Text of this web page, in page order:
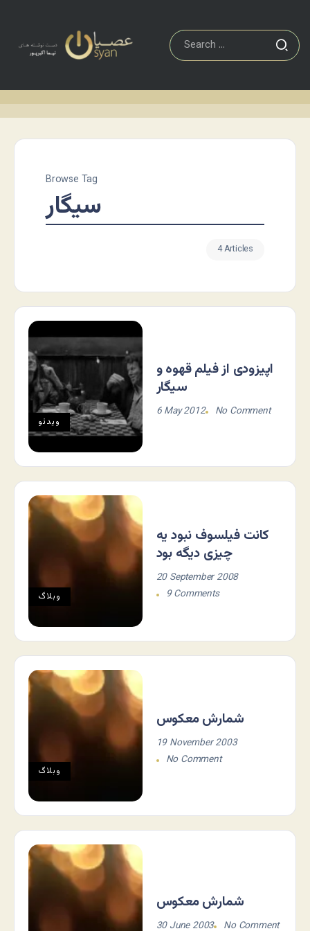
Browse Tag
سیگار
4 Articles
ویدئو
اپیزودی از فیلم قهوه و
سیگار
6 May 2012 No Comment
وبلاگ
کانت فیلسوف نبود یه
چیزی دیگه بود
20 September 2008
9 Comments
وبلاگ
شمارش معکوس
19 November 2003
No Comment
شمارش معکوس
30 June 2003 No Comment